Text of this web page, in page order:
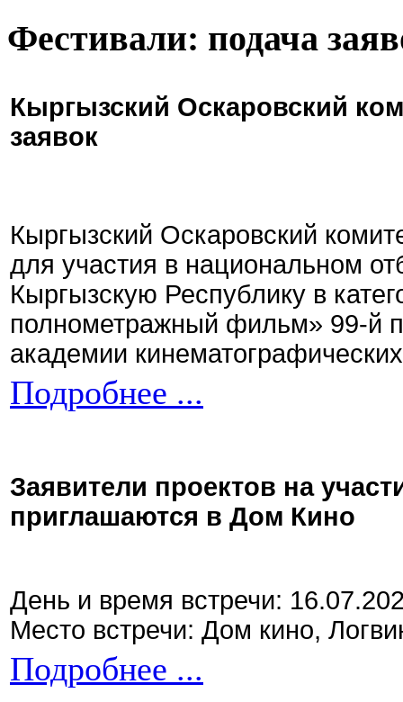
Фестивали: подача
Кыргызский Оскаровский
заявок
Кыргызский Оскаровский
для участия в национальном
Кыргызскую Республику в
полнометражный фильм» 99-й
академии
Подробнее ...
Заявители проектов на
приглашаются в Дом Кино
День и время встречи:
Место встречи: Дом кино,
Подробнее ...